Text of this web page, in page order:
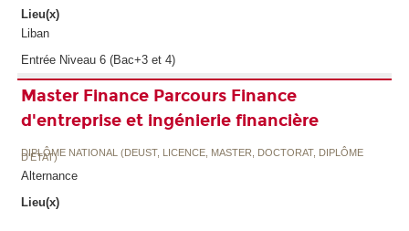
Lieu(x)
Liban
Entrée Niveau 6 (Bac+3 et 4)
Master Finance Parcours Finance
d'entreprise et ingénierie financière
DIPLÔME NATIONAL (DEUST, LICENCE, MASTER, DOCTORAT, DIPLÔME
D'ETAT)
Alternance
Lieu(x)